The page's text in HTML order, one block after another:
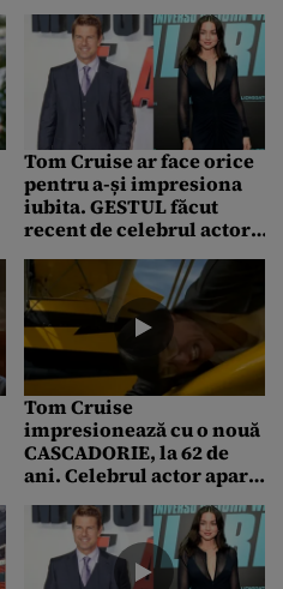
acuratețe milimetrica
fiecare gest”
Tom Cruise ar face orice
pentru a-și impresiona
iubita. GESTUL făcut
recent de celebrul actor,
Armas întârzia la
aeroport
Tom Cruise
impresionează cu o nouă
CASCADORIE, la 62 de
ani. Celebrul actor apare
„Misiune Imposibilă”